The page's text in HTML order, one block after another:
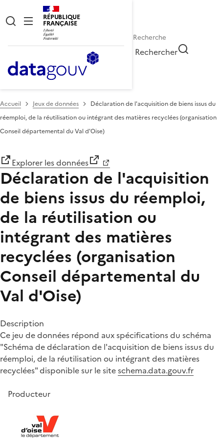
RÉPUBLIQUE
FRANÇAISE
Rechercher
Accueil Jeux de données
Déclaration de l'acquisition de biens issus du
réemploi, de la réutilisation ou intégrant des matières recyclées (organisation
Conseil départemental du Val d'Oise)
Explorer les données
Déclaration de l'acquisition
de biens issus du réemploi,
de la réutilisation ou
intégrant des matières
recyclées (organisation
Conseil départemental du
Val d'Oise)
Description
Ce jeu de données répond aux spécifications du schéma
"Schéma de déclaration de l'acquisition de biens issus du
réemploi, de la réutilisation ou intégrant des matières
recyclées" disponible sur le siteschema.data.gouv.fr
Producteur